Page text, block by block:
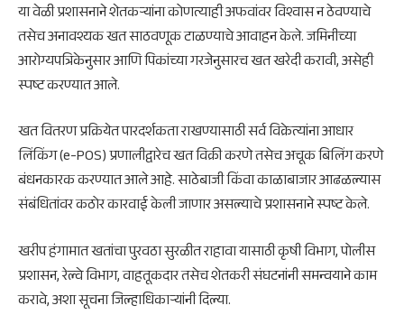
या वेळी प्रशासनाने शेतकऱ्यांना कोणत्याही अफवांवर विश्वास न ठेवण्याचे
तसेच अनावश्यक खत साठवणूक टाळण्याचे आवाहन केले. जमिनीच्या
आरोग्यपत्रिकेनुसार आणि पिकांच्या गरजेनुसारच खत खरेदी करावी, असेही
स्पष्ट करण्यात आले.
खत वितरण प्रक्रियेत पारदर्शकता राखण्यासाठी सर्व विक्रेत्यांना आधार
लिंकिंग (e-POS) प्रणालीद्वारेच खत विक्री करणे तसेच अचूक बिलिंग करणे
बंधनकारक करण्यात आले आहे. साठेबाजी किंवा काळाबाजार आढळल्यास
संबंधितांवर कठोर कारवाई केली जाणार असल्याचे प्रशासनाने स्पष्ट केले.
खरीप हंगामात खतांचा पुरवठा सुरळीत राहावा यासाठी कृषी विभाग, पोलीस
प्रशासन, रेल्वे विभाग, वाहतूकदार तसेच शेतकरी संघटनांनी समन्वयाने काम
करावे, अशा सूचना जिल्हाधिकाऱ्यांनी दिल्या.